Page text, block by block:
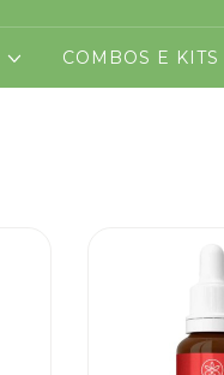
COMBOS E KITS